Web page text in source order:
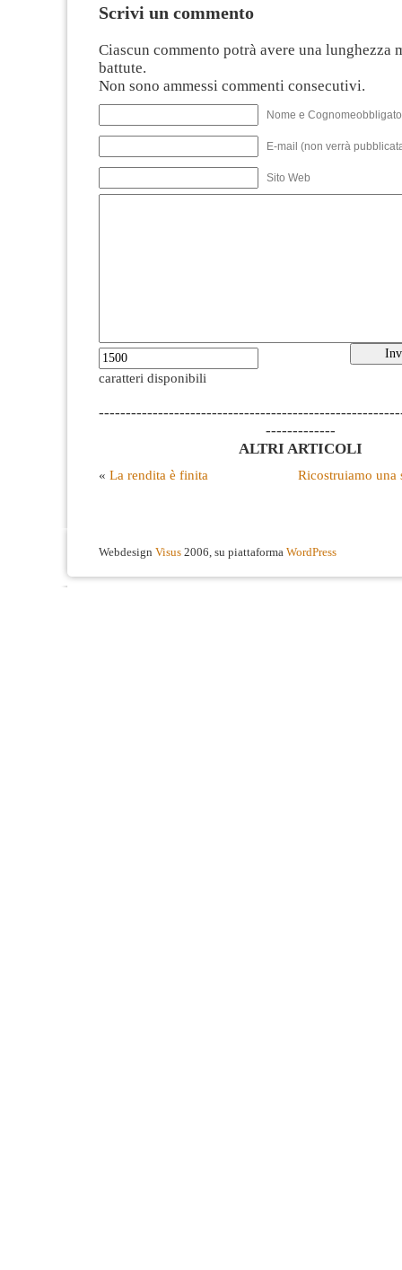
Scrivi un commento
Ciascun commento potrà avere una lunghezza
battute.
Non sono ammessi commenti consecutivi.
Nome e
E-mail (non verrà
Sito Web
caratteri disponibili
-------------
ALTRI ARTICOLI
« La rendita è finita Ricostruiamo una
Webdesign Visus 2006, su piattaforma WordPress